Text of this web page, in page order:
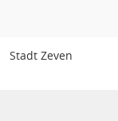
Stadt Zeven